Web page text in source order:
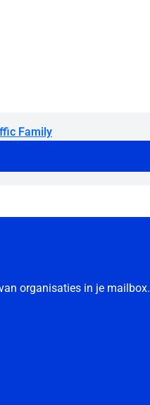
Family
organisaties in je mailbox.